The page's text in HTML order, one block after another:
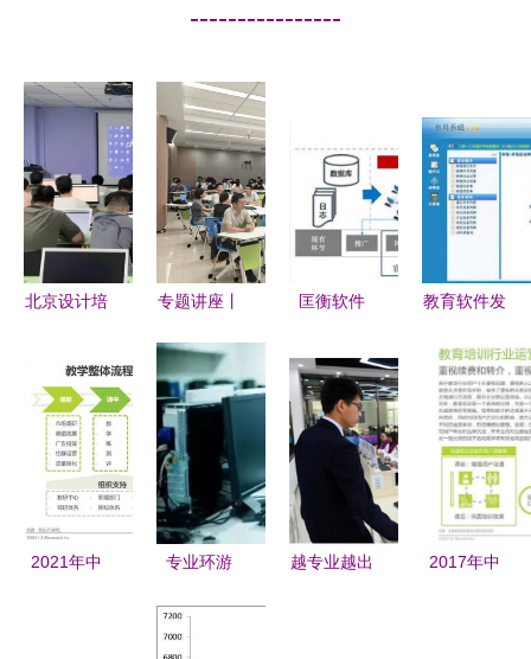
----------------
北京设计培
好？口碑榜
单出炉，看
看你选的上
榜了吗？
专题讲座丨
构:工程软
件驱动下的
土木行业数
智化转型
匡衡软件
约精准化营
销与软件开
发整体方案
教育软件发
育行业软件
开发趋势分
析
2021年中
专业环游
算机科学与
越专业越出
2017年中